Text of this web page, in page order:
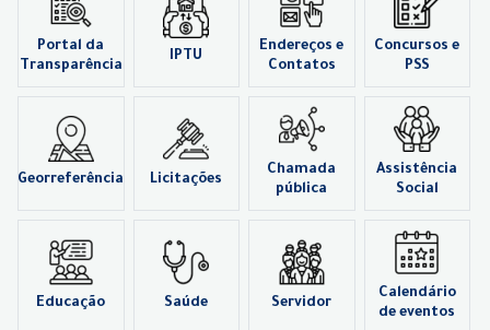
Portal da
Transparência
IPTU
Endereços e
Contatos
Concursos e
PSS
Georreferência Licitações
Chamada
pública
Assistência
Social
Educação Saúde Servidor
Calendário
de eventos